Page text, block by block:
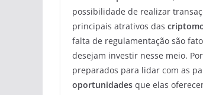
possibilidade de realizar
principais atrativos das
falta de regulamentação são
desejam investir nesse meio.
preparados para lidar com as
oportunidades que elas